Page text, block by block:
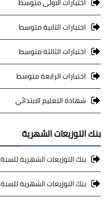
اختبارات الثانية متوسط
اختبارات الثالثة متوسط
اختبارات الرابعة متوسط
شهادة التعليم الابتدائي
بنك التوزيعات الشهرية
بنك التوزيعات الشهرية للسنة 1 ابتدائي
بنك التوزيعات الشهرية للسنة 2 ابتدائي